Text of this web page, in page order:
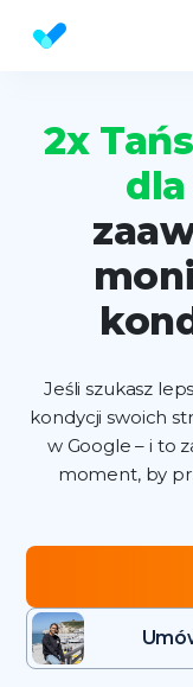
Darmowy SEO
2x
Jeśli szukasz
kondycji swoich
w Google – i to
moment, by